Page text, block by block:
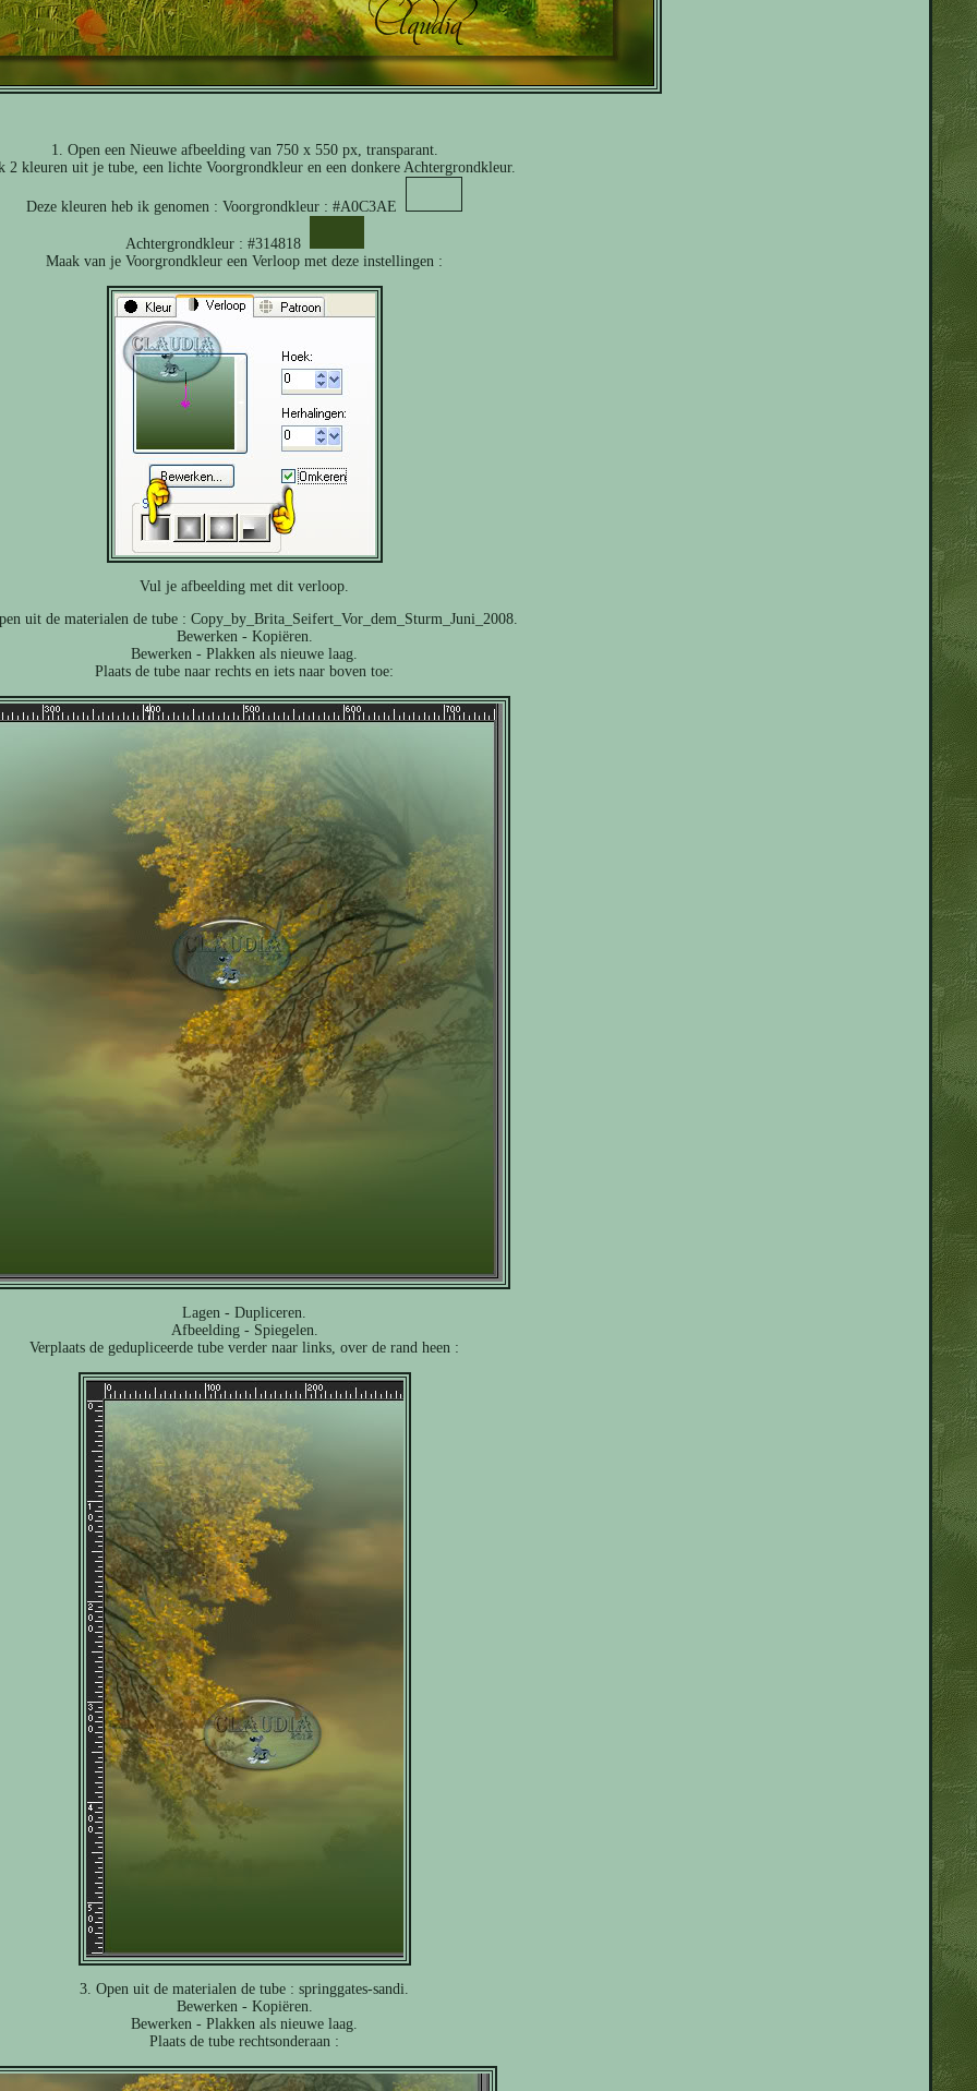
1. Open een Nieuwe afbeelding van 750 x 550 px, transparant.
2 kleuren uit je tube, een lichte Voorgrondkleur en een donkere Achtergrondkleur.
Deze kleuren heb ik genomen : Voorgrondkleur : #A0C3AE
Achtergrondkleur : #314818
Maak van je Voorgrondkleur een Verloop met deze instellingen :
Vul je afbeelding met dit verloop.
uit de materialen de tube : Copy_by_Brita_Seifert_Vor_dem_Sturm_Juni_2008.
Bewerken - Kopiëren.
Bewerken - Plakken als nieuwe laag.
Plaats de tube naar rechts en iets naar boven toe:
Lagen - Dupliceren.
Afbeelding - Spiegelen.
Verplaats de gedupliceerde tube verder naar links, over de rand heen :
3. Open uit de materialen de tube : springgates-sandi.
Bewerken - Kopiëren.
Bewerken - Plakken als nieuwe laag.
Plaats de tube rechtsonderaan :